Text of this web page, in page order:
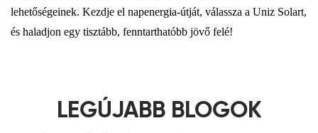
lehetőségeinek. Kezdje el napenergia-útját, válassza a Uniz Solart,
és haladjon egy tisztább, fenntarthatóbb jövő felé!
LEGÚJABB BLOGOK